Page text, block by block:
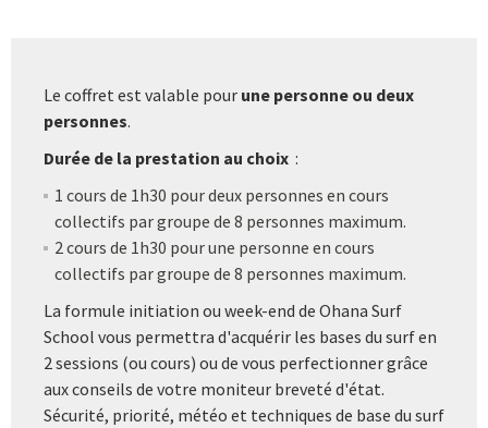
Le coffret est valable pour une personne ou deux
personnes.
Durée de la prestation au choix :
1 cours de 1h30 pour deux personnes en cours
collectifs par groupe de 8 personnes maximum.
2 cours de 1h30 pour une personne en cours
collectifs par groupe de 8 personnes maximum.
La formule initiation ou week-end de Ohana Surf
School vous permettra d'acquérir les bases du surf en
2 sessions (ou cours) ou de vous perfectionner grâce
aux conseils de votre moniteur breveté d'état.
Sécurité, priorité, météo et techniques de base du surf